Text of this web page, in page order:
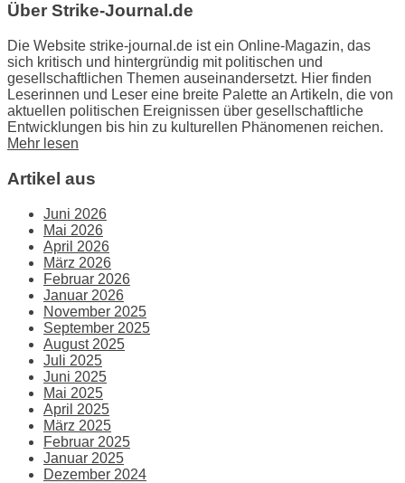
Über Strike-Journal.de
Die Website strike-journal.de ist ein Online-Magazin, das
sich kritisch und hintergründig mit politischen und
gesellschaftlichen Themen auseinandersetzt. Hier finden
Leserinnen und Leser eine breite Palette an Artikeln, die von
aktuellen politischen Ereignissen über gesellschaftliche
Entwicklungen bis hin zu kulturellen Phänomenen reichen.
Mehr lesen
Artikel aus
Juni 2026
Mai 2026
April 2026
März 2026
Februar 2026
Januar 2026
November 2025
September 2025
August 2025
Juli 2025
Juni 2025
Mai 2025
April 2025
März 2025
Februar 2025
Januar 2025
Dezember 2024